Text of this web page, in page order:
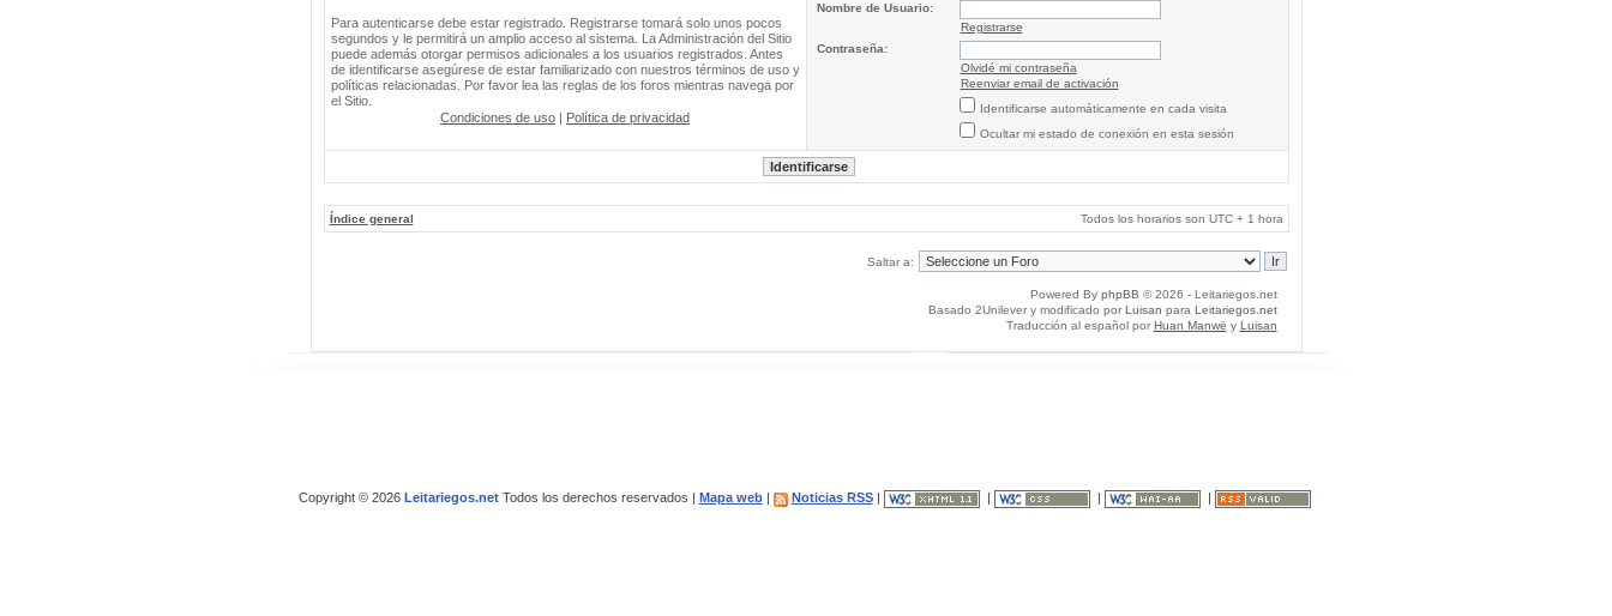
Para autenticarse debe estar registrado. Registrarse tomará solo unos pocos
segundos y le permitirá un amplio acceso al sistema. La Administración del Sitio
puede además otorgar permisos adicionales a los usuarios registrados. Antes
de identificarse asegúrese de estar familiarizado con nuestros términos de uso y
políticas relacionadas. Por favor lea las reglas de los foros mientras navega por
el Sitio.
Condiciones de uso | Política de privacidad
Nombre de Usuario:
Registrarse
Contraseña:
Olvidé mi contraseña
Reenviar email de activación
Identificarse automáticamente en cada visita
Ocultar mi estado de conexión en esta sesión
Índice general Todos los horarios son UTC + 1 hora
Saltar a:
Powered By phpBB © 2026 - Leitariegos.net
Basado 2Unilever y modificado por Luisan para Leitariegos.net
Traducción al español por Huan Manwë y Luisan
Copyright © 2026 Leitariegos.netTodos los derechos reservados | Mapa web| Noticias RSS|